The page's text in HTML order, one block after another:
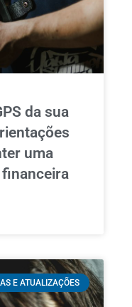
da sua
uma
E ATUALIZAÇÕES